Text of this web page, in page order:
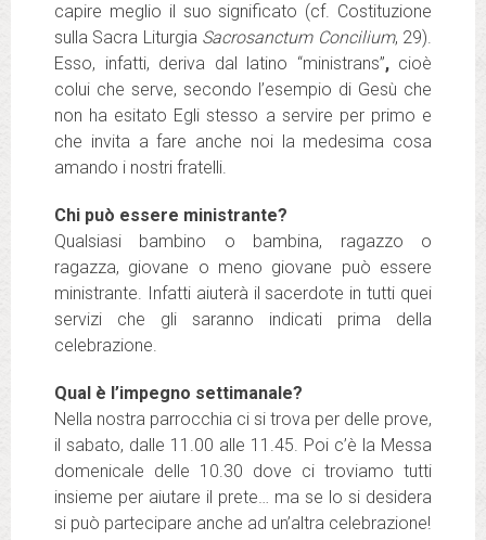
capire meglio il suo significato (cf. Costituzione
sulla Sacra Liturgia Sacrosanctum Concilium, 29).
Esso, infatti, deriva dal latino “ministrans”,cioè
colui che serve, secondo l’esempio di Gesù che
non ha esitato Egli stesso a servire per primo e
che invita a fare anche noi la medesima cosa
amando i nostri fratelli.
Chi può essere ministrante?
Qualsiasi bambino o bambina, ragazzo o
ragazza, giovane o meno giovane può essere
ministrante. Infatti aiuterà il sacerdote in tutti quei
servizi che gli saranno indicati prima della
celebrazione.
Qual è l’impegno settimanale?
Nella nostra parrocchia ci si trova per delle prove,
il sabato, dalle 11.00 alle 11.45. Poi c’è la Messa
domenicale delle 10.30 dove ci troviamo tutti
insieme per aiutare il prete… ma se lo si desidera
si può partecipare anche ad un’altra celebrazione!